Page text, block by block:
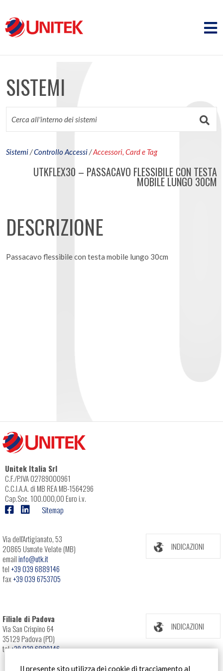
Il presente sito utilizza dei cookie di tracciamento al
SISTEMI
Sistemi/Controllo Accessi/Accessori, Card e Tag
UTKFLEX30 – PASSACAVO FLESSIBILE CON TESTA
MOBILE LUNGO 30CM
DESCRIZIONE
Passacavo flessibile con testa mobile lungo 30cm
Unitek Italia Srl
C.F./P.IVA 02789000961
C.C.I.A.A. di MB REA MB-1564296
Cap.Soc. 100.000,00 Euro i.v.
Sitemap
Via dell'Artigianato, 53
20865 Usmate Velate (MB)
emailinfo@utk.it
tel+39 039 6889146
fax+39 039 6753705
INDICAZIONI
Filiale di Padova
Via San Crispino 64
35129 Padova (PD)
tel+39 039 6889146
INDICAZIONI